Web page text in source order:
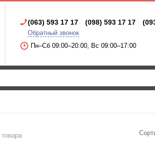
(063) 593 17 17 (098) 593 17 17
Обратный звонок
Пн–Сб 09:00–20:00, Вс 09:00–17:00
товара